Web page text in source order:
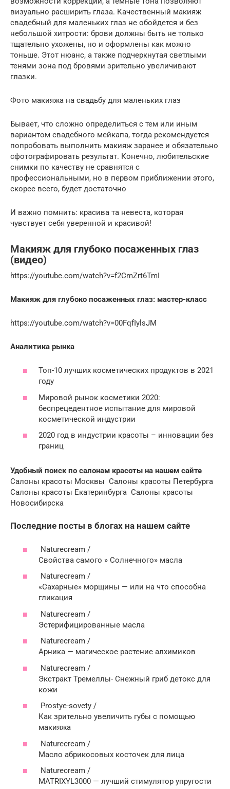
визуально расширить глаза. Качественный макияж
свадебный для маленьких глаз не обойдется и без
небольшой хитрости: брови должны быть не только
тщательно ухожены, но и оформлены как можно
тоньше. Этот нюанс, а также подчеркнутая светлыми
тенями зона под бровями зрительно увеличивают
глазки.
Фото макияжа на свадьбу для маленьких глаз
Бывает, что сложно определиться с тем или иным
вариантом свадебного мейкапа, тогда рекомендуется
попробовать выполнить макияж заранее и обязательно
сфотографировать результат. Конечно, любительские
снимки по качеству не сравнятся с
профессиональными, но в первом приближении этого,
скорее всего, будет достаточно
И важно помнить: красива та невеста, которая
чувствует себя уверенной и красивой!
Макияж для глубоко посаженных глаз
(видео)
https://youtube.com/watch?v=f2CmZrt6TmI
Макияж для глубоко посаженных глаз: мастер-класс
https://youtube.com/watch?v=00FqfIylsJM
Аналитика рынка
Топ-10 лучших косметических продуктов в 2021
году
Мировой рынок косметики 2020:
беспрецедентное испытание для мировой
косметической индустрии
2020 год в индустрии красоты – инновации без
границ
Удобный поиск по салонам красоты на нашем сайте
Салоны красоты Москвы Салоны красоты Петербурга
Салоны красоты Екатеринбурга Салоны красоты
Новосибирска
Последние посты в блогах на нашем сайте
Naturecream /
Свойства самого » Солнечного» масла
Naturecream /
«Сахарные» морщины — или на что способна
гликация
Naturecream /
Эстерифицированные масла
Naturecream /
Арника — магическое растение алхимиков
Naturecream /
Экстракт Тремеллы- Снежный гриб детокс для
кожи
Prostye-sovety /
Как зрительно увеличить губы с помощью
макияжа
Naturecream /
Масло абрикосовых косточек для лица
Naturecream /
MATRIXYL3000 — лучший стимулятор упругости